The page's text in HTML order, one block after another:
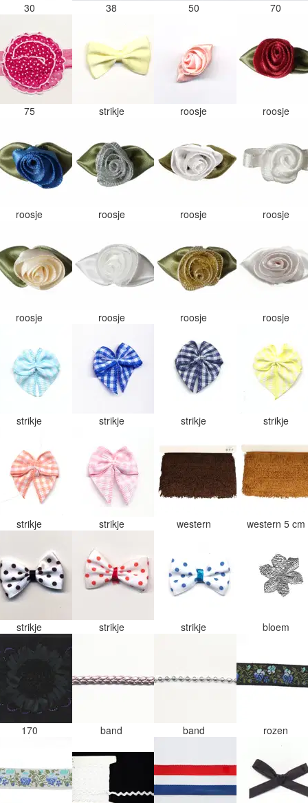
30 38 50 70
75 strikje roosje roosje
roosje roosje roosje roosje
roosje roosje roosje roosje
strikje strikje strikje strikje
strikje strikje western western 5 cm
strikje strikje strikje bloem
170 band band rozen